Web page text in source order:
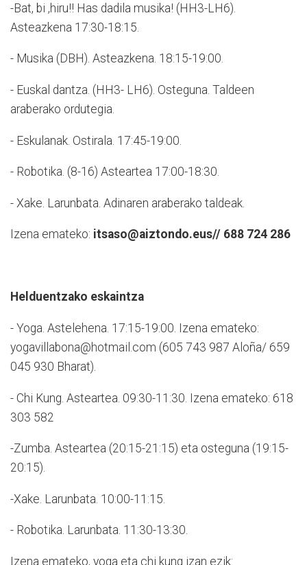
-Bat, bi ,hiru!! Has dadila musika! (HH3-LH6).
Asteazkena 17:30-18:15.
- Musika (DBH). Asteazkena. 18:15-19:00.
- Euskal dantza. (HH3- LH6). Osteguna. Taldeen
araberako ordutegia.
- Eskulanak. Ostirala. 17:45-19:00.
- Robotika. (8-16) Asteartea 17:00-18:30.
- Xake. Larunbata. Adinaren araberako taldeak.
Izena emateko: itsaso@aiztondo.eus// 688 724 286
Helduentzako eskaintza
- Yoga. Astelehena. 17:15-19:00. Izena emateko:
yogavillabona@hotmail.com (605 743 987 Aloña/ 659
045 930 Bharat).
- Chi Kung. Asteartea. 09:30-11:30. Izena emateko: 618
303 582
-Zumba. Asteartea (20:15-21:15) eta osteguna (19:15-
20:15).
-Xake. Larunbata. 10:00-11:15.
- Robotika. Larunbata. 11:30-13:30.
Izena emateko, yoga eta chi kung izan ezik: